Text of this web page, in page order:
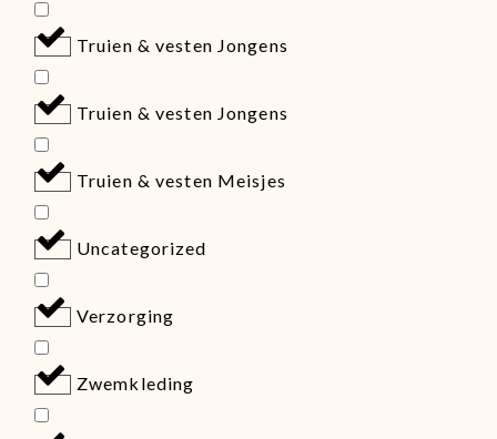
Truien & vesten Jongens
Truien & vesten Jongens
Truien & vesten Meisjes
Uncategorized
Verzorging
Zwemkleding